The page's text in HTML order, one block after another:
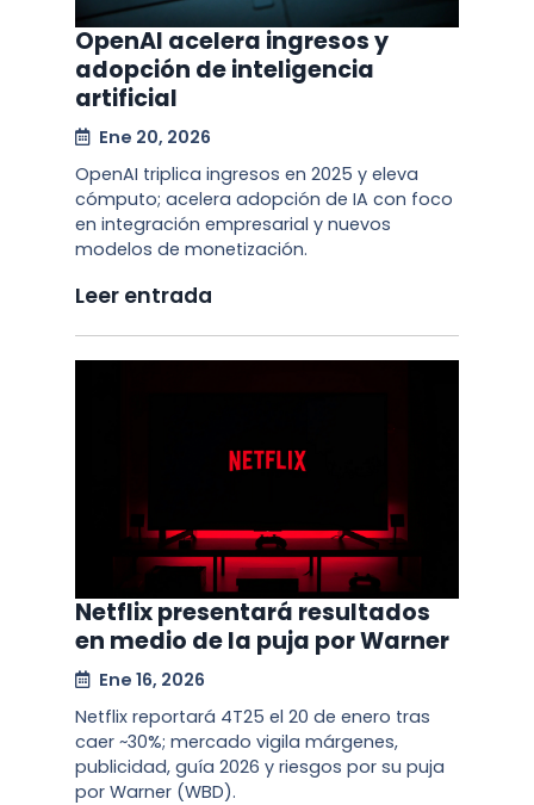
OpenAI acelera ingresos y
adopción de inteligencia
artificial
Ene 20, 2026
OpenAI triplica ingresos en 2025 y eleva
cómputo; acelera adopción de IA con foco
en integración empresarial y nuevos
modelos de monetización.
Leer entrada
Netflix presentará resultados
en medio de la puja por Warner
Ene 16, 2026
Netflix reportará 4T25 el 20 de enero tras
caer ~30%; mercado vigila márgenes,
publicidad, guía 2026 y riesgos por su puja
por Warner (WBD).